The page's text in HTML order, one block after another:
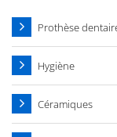
Prothèse
Hygiène
Céramiques